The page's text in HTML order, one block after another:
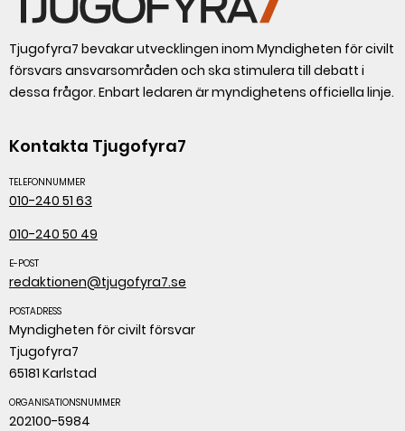
Tjugofyra7 bevakar utvecklingen inom Myndigheten för civilt
försvars ansvarsområden och ska stimulera till debatt i
dessa frågor. Enbart ledaren är myndighetens officiella linje.
Kontakta Tjugofyra7
TELEFONNUMMER
010-240 51 63
010-240 50 49
E-POST
redaktionen@tjugofyra7.se
POSTADRESS
Myndigheten för civilt försvar
Tjugofyra7
65181 Karlstad
ORGANISATIONSNUMMER
202100-5984